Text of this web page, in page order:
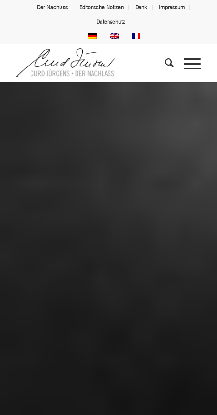
Der Nachlass Editorische Notizen Dank Impressum
Datenschutz